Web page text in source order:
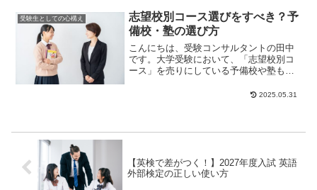
受験生としての心構え
志望校別コース選びをすべき？予
備校・塾の選び方
こんにちは、受験コンサルタントの田中
です。大学受験において、「志望校別コ
ース」を売りにしている予備校や塾もあ
2025.05.31
【英検で差がつく！】2027年度入試 英語
外部検定の正しい使い方